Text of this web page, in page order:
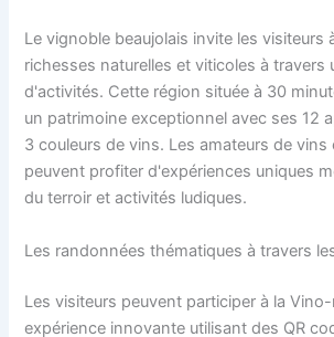
Le vignoble beaujolais invite les visiteurs
richesses naturelles et viticoles à travers
d'activités. Cette région située à 30
un patrimoine exceptionnel avec ses 12
3 couleurs de vins. Les amateurs de vins
peuvent profiter d'expériences uniques
du terroir et activités ludiques.
Les randonnées thématiques à travers
Les visiteurs peuvent participer à la
expérience innovante utilisant des QR